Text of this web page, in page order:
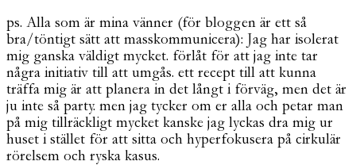
ps. Alla som är mina vänner (för bloggen är ett så
bra/töntigt sätt att masskommunicera): Jag har isolerat
mig ganska väldigt mycket. förlåt för att jag inte tar
några initiativ till att umgås. ett recept till att kunna
träffa mig är att planera in det långt i förväg, men det är
ju inte så party. men jag tycker om er alla och petar man
på mig tillräckligt mycket kanske jag lyckas dra mig ur
huset i stället för att sitta och hyperfokusera på cirkulär
rörelsem och ryska kasus.